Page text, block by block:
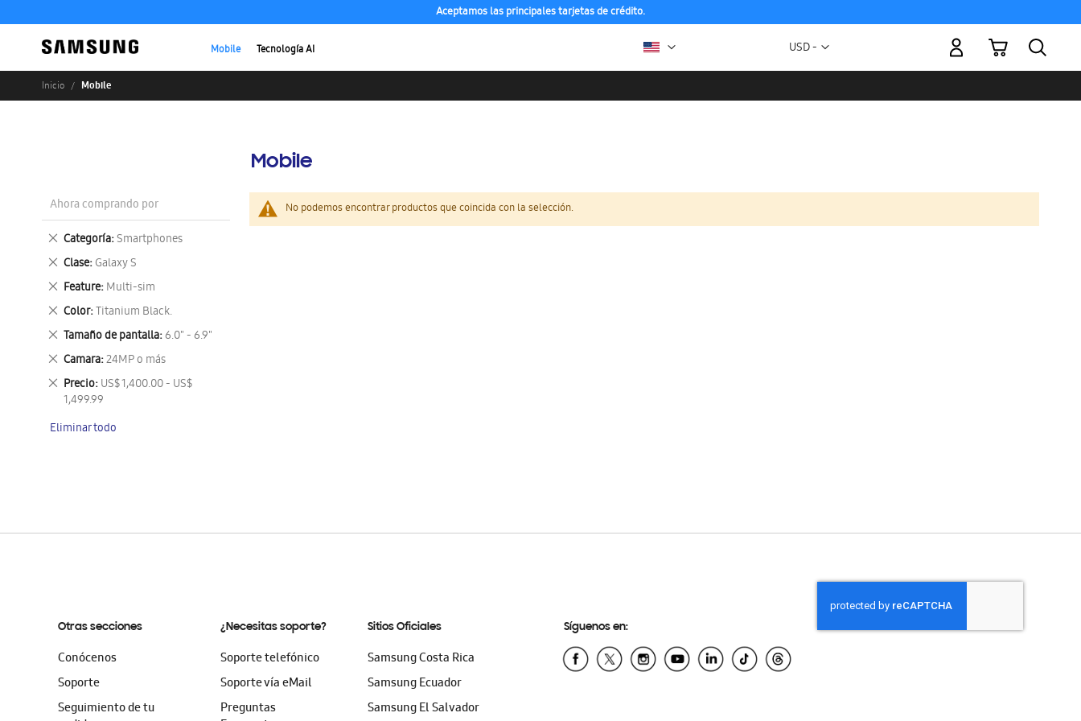
Aceptamos las principales tarjetas de crédito.
Mobile Tecnología AI Moneda
USD -
Mi carrito
Inicio Mobile
Mobile
No podemos encontrar productos que coincida con la selección.
Ahora comprando por
Categoría Smartphones
Eliminar
este
artículo
Clase Galaxy S
Eliminar
este
artículo
Feature Multi-sim
Eliminar
este
artículo
Color Titanium Black.
Eliminar
este
artículo
Tamaño de pantalla 6.0" - 6.9"
Eliminar
este
artículo
Camara 24MP o más
Eliminar
este
artículo
Precio US$ 1,400.00 - US$
1,499.99
Eliminar
este
Eliminar todo
Otras secciones
Conócenos
Soporte
Seguimiento de tu
¿Necesitas soporte?
Soporte telefónico
Soporte vía eMail
Preguntas
Sitios Oficiales
Samsung Costa Rica
Samsung Ecuador
Samsung El Salvador
Síguenos en: